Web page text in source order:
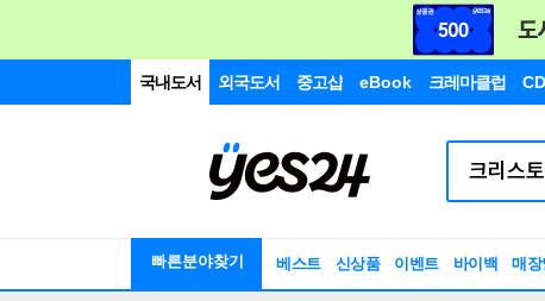
국내도서 외국도서 중고샵 eBook 크레마클럽
빠른분야찾기 베스트 신상품 이벤트 바이백 매장